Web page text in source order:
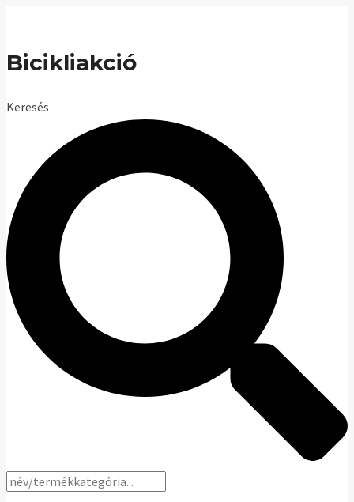
content
Bicikliakció
Keresés